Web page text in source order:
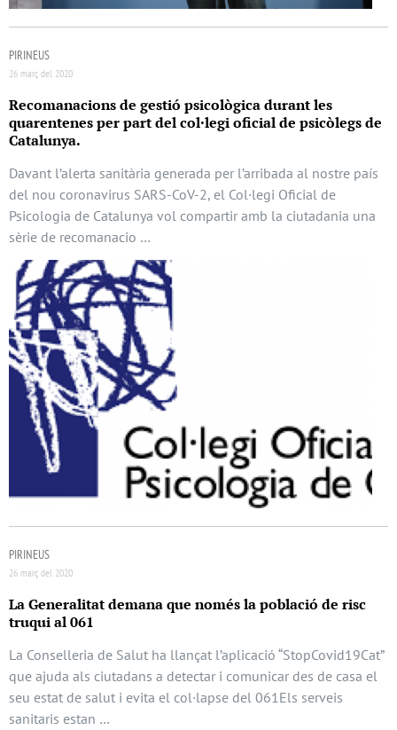
PIRINEUS
26 març del 2020
Recomanacions de gestió psicològica durant les
quarentenes per part del col·legi oficial de psicòlegs de
Catalunya.
Davant l’alerta sanitària generada per l’arribada al nostre país
del nou coronavirus SARS-CoV-2, el Col·legi Oficial de
Psicologia de Catalunya vol compartir amb la ciutadania una
sèrie de recomanacio …
PIRINEUS
26 març del 2020
La Generalitat demana que només la població de risc
truqui al 061
La Conselleria de Salut ha llançat l’aplicació “StopCovid19Cat”
que ajuda als ciutadans a detectar i comunicar des de casa el
seu estat de salut i evita el col·lapse del 061Els serveis
sanitaris estan …